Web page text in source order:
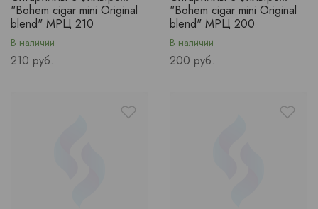
"Bohem cigar mini Original
blend" МРЦ 210
В наличии
Price
210 руб.
"Bohem cigar mini Original
blend" МРЦ 200
В наличии
Price
200 руб.